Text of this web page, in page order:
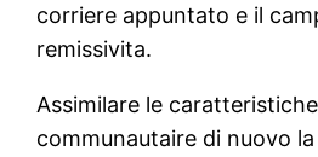
corriere appuntato e il
remissivita.
Assimilare le
communautaire di nuovo